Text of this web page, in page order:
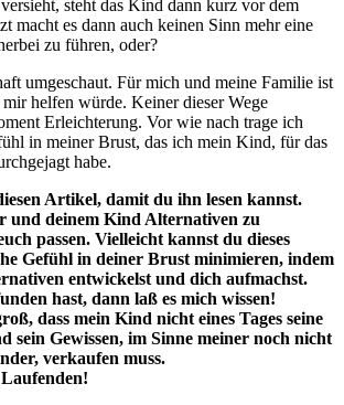
steht das Kind dann kurz vor dem
macht es dann auch keinen Sinn mehr eine
zu führen, oder?
umgeschaut. Für mich und meine Familie ist
helfen würde. Keiner dieser Wege
Erleichterung. Vor wie nach trage ich
in meiner Brust, das ich mein Kind, für das
habe.
Artikel, damit du ihn lesen kannst.
und deinem Kind Alternativen zu
passen. Vielleicht kannst du dieses
Gefühl in deiner Brust minimieren, indem
entwickelst und dich aufmachst.
hast, dann laß es mich wissen!
dass mein Kind nicht eines Tages seine
sein Gewissen, im Sinne meiner noch nicht
verkaufen muss.